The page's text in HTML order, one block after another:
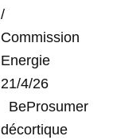
/
Commission
Energie
21/4/26
BeProsumer
décortique